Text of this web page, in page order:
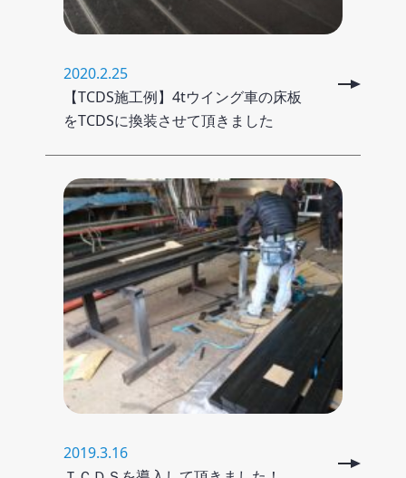
2020.2.25
【TCDS施工例】4tウイング車の床板
をTCDSに換装させて頂きました
2019.3.16